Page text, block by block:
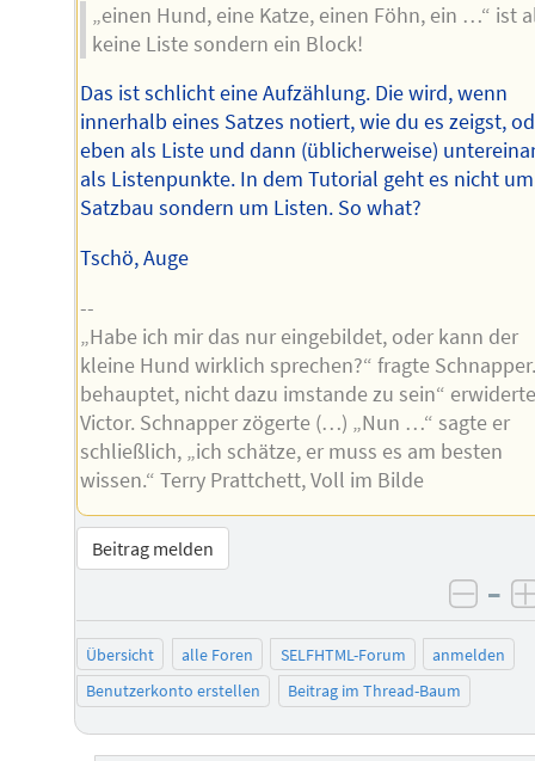
„einen Hund, eine Katze, einen Föhn, ein …“ ist
keine Liste sondern ein Block!
Das ist schlicht eine Aufzählung. Die wird, wenn
innerhalb eines Satzes notiert, wie du es zeigst,
eben als Liste und dann (üblicherweise)
als Listenpunkte. In dem Tutorial geht es nicht um
Satzbau sondern um Listen. So what?
Tschö, Auge
--
„Habe ich mir das nur eingebildet, oder kann der
kleine Hund wirklich sprechen?“ fragte
behauptet, nicht dazu imstande zu sein“
Victor. Schnapper zögerte (…) „Nun …“ sagte er
schließlich, „ich schätze, er muss es am besten
wissen.“ Terry Prattchett, Voll im Bilde
Beitrag melden
–
Übersicht alle Foren SELFHTML-Forum
anmelden
Benutzerkonto erstellen
Beitrag im Thread-Baum